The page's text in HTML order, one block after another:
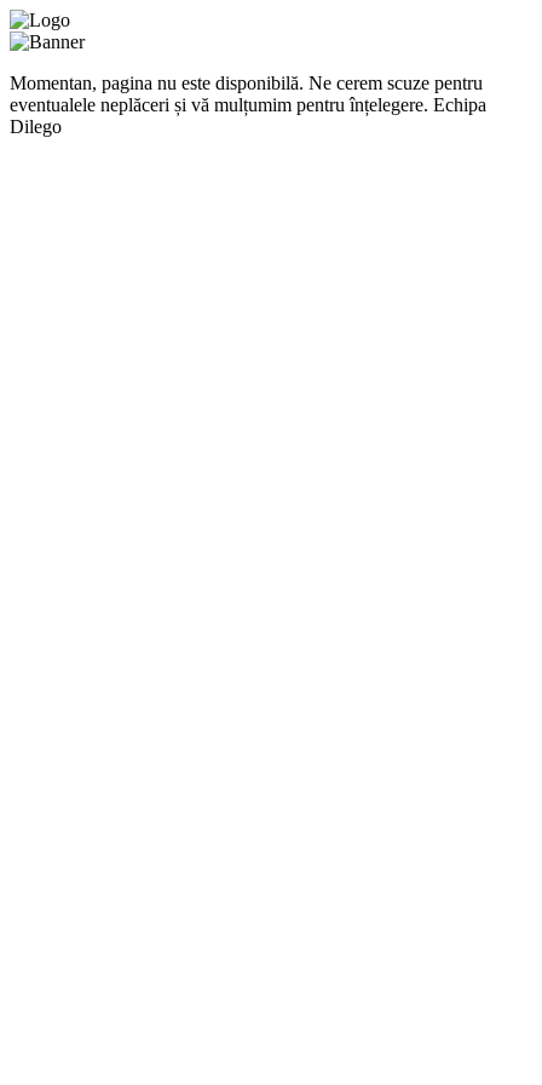
Momentan, pagina nu este disponibilă. Ne cerem scuze pentru
eventualele neplăceri și vă mulțumim pentru înțelegere. Echipa
Dilego